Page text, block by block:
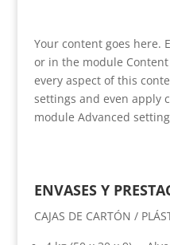
Your content goes here.
or in the module
every aspect of this
settings and even apply
module Advanced
ENVASES Y
CAJAS DE CARTÓN /